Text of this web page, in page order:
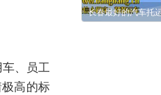
、员工
高的标